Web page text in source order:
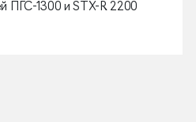
ПГС-1300 и STX-R 2200